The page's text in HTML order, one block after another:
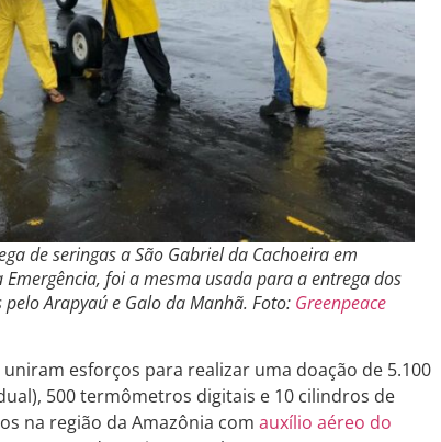
de seringas a São Gabriel da Cachoeira em
Emergência, foi a mesma usada para a entrega dos
Arapyaú e Galo da Manhã. Foto: Greenpeace
esforços para realizar uma doação de 5.100
500 termômetros digitais e 10 cilindros de
na região da Amazônia comauxílio aéreo do